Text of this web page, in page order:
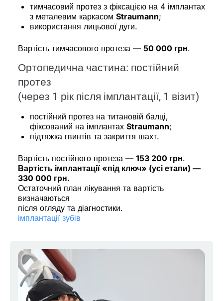
тимчасовий протез з фіксацією на 4 імплантах
з металевим каркасом Straumann;
використання лицьової дуги.
Вартість тимчасового протеза — 50 000 грн.
Ортопедична частина: постійний
протез
(через 1 рік після імплантації, 1 візит)
постійний протез на титановій балці,
фіксований на імплантах Straumann;
підтяжка гвинтів та закриття шахт.
Вартість постійного протеза — 153 200 грн.
Вартість імплантації «під ключ» (усі етапи) —
330 000 грн.
Остаточний план лікування та вартість
визначаються
після огляду та діагностики.
імплантації зубів